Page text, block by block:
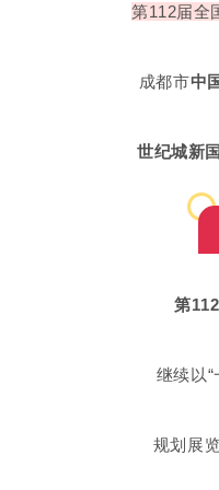
第112届全
成都市中
世纪城新
第
继续以
规划展